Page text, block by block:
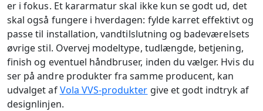
er i fokus. Et kararmatur skal ikke kun se godt ud, det
skal også fungere i hverdagen: fylde karret effektivt og
passe til installation, vandtilslutning og badeværelsets
øvrige stil. Overvej modeltype, tudlængde, betjening,
finish og eventuel håndbruser, inden du vælger. Hvis du
ser på andre produkter fra samme producent, kan
udvalget afVola VVS-produkter give et godt indtryk af
designlinjen.